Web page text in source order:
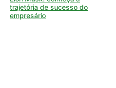
de
trajetória de sucesso do
empresário